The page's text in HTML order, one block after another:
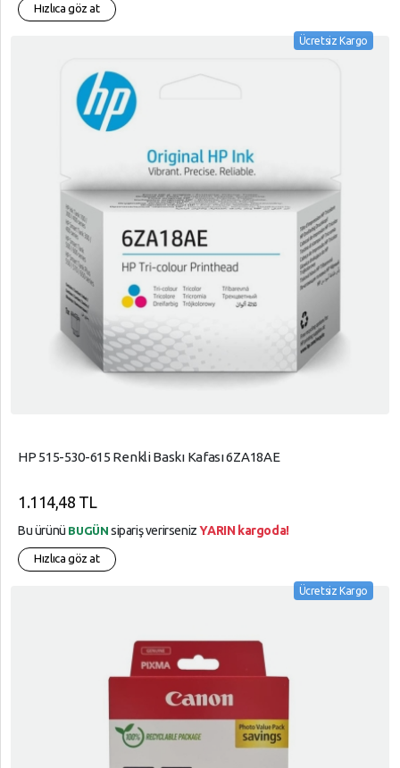
Hızlıca göz at
Ücretsiz Kargo
HP 515-530-615 Renkli Baskı Kafası 6ZA18AE
1.114,48 TL
Bu ürünü BUGÜN sipariş verirsenizYARIN kargoda!
Hızlıca göz at
Ücretsiz Kargo